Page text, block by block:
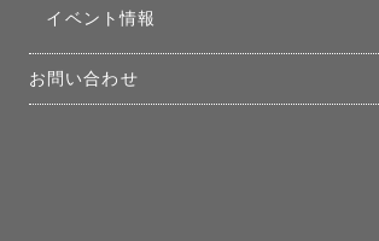
イベント情報
お問い合わせ